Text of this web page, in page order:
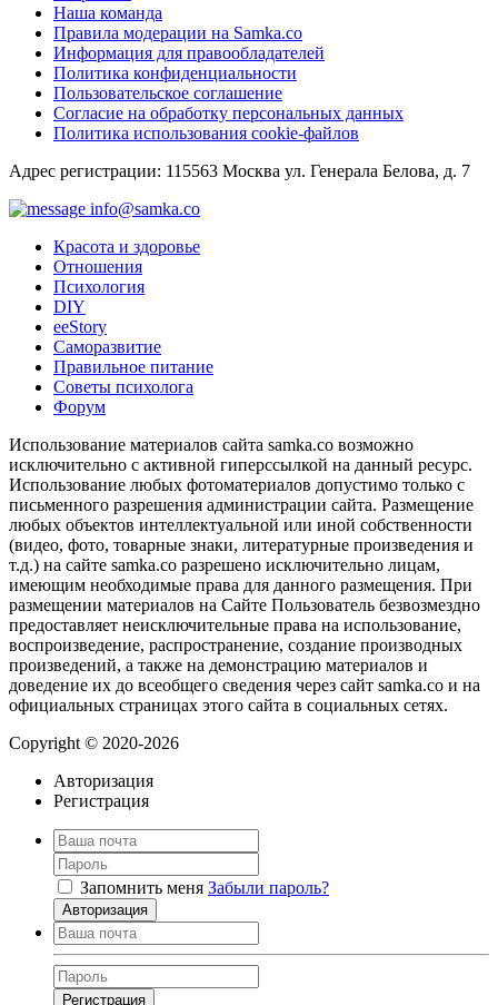
Наша команда
Правила модерации на Samka.co
Информация для правообладателей
Политика конфиденциальности
Пользовательское соглашение
Согласие на обработку персональных данных
Политика использования cookie-файлов
Адрес регистрации: 115563 Москва ул. Генерала Белова, д. 7
info@samka.co
Красота и здоровье
Отношения
Психология
DIY
ееStory
Саморазвитие
Правильное питание
Советы психолога
Форум
Использование материалов сайта samka.co возможно
исключительно с активной гиперссылкой на данный ресурс.
Использование любых фотоматериалов допустимо только с
письменного разрешения администрации сайта. Размещение
любых объектов интеллектуальной или иной собственности
(видео, фото, товарные знаки, литературные произведения и
т.д.) на сайте samka.co разрешено исключительно лицам,
имеющим необходимые права для данного размещения. При
размещении материалов на Сайте Пользователь безвозмездно
предоставляет неисключительные права на использование,
воспроизведение, распространение, создание производных
произведений, а также на демонстрацию материалов и
доведение их до всеобщего сведения через сайт samka.co и на
официальных страницах этого сайта в социальных сетях.
Copyright © 2020-2026
Авторизация
Регистрация
Запомнить меня Забыли пароль?
Авторизация
Регистрация